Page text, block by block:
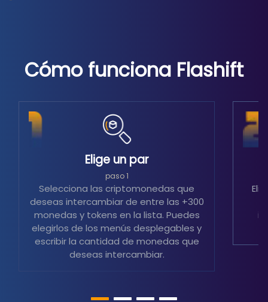
Cómo funciona Flashift
Elige un par
paso 1
Selecciona las criptomonedas que
deseas intercambiar de entre las +300
monedas y tokens en la lista. Puedes
elegirlos de los menús desplegables y
escribir la cantidad de monedas que
deseas intercambiar.